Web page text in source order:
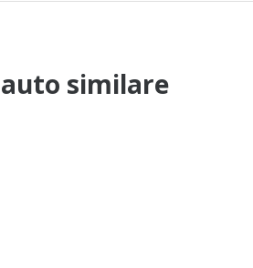
auto similare